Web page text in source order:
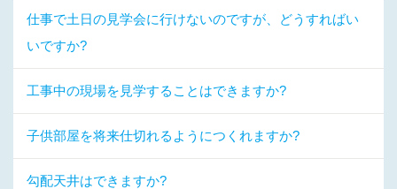
仕事で土日の見学会に行けないのですが、どうすればい
いですか?
工事中の現場を見学することはできますか?
子供部屋を将来仕切れるようにつくれますか?
勾配天井はできますか?